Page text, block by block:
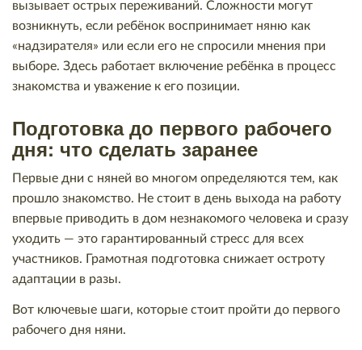
вызывает острых переживаний. Сложности могут
возникнуть, если ребёнок воспринимает няню как
«надзирателя» или если его не спросили мнения при
выборе. Здесь работает включение ребёнка в процесс
знакомства и уважение к его позиции.
Подготовка до первого рабочего
дня: что сделать заранее
Первые дни с няней во многом определяются тем, как
прошло знакомство. Не стоит в день выхода на работу
впервые приводить в дом незнакомого человека и сразу
уходить — это гарантированный стресс для всех
участников. Грамотная подготовка снижает остроту
адаптации в разы.
Вот ключевые шаги, которые стоит пройти до первого
рабочего дня няни.